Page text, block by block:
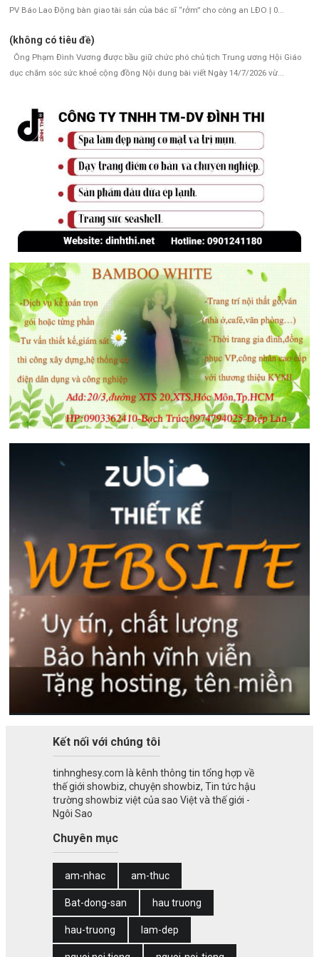
PV Báo Lao Động bàn giao tài sản của bác sĩ “rởm” cho công an LĐO | 0...
(không có tiêu đề)
Ông Phạm Đình Vương được bầu giữ chức phó chủ tịch Trung ương Hội Giáo
dục chăm sóc sức khoẻ cộng đồng Nội dung bài viết Ngày 14/7/2026 vừ...
Kết nối với chúng tôi
tinhnghesy.com là kênh thông tin tổng hợp về
thế giới showbiz, chuyện showbiz, Tin tức hậu
trường showbiz việt của sao Việt và thế giới -
Ngôi Sao
Chuyên mục
am-nhac am-thuc
Bat-dong-san hau truong
hau-truong lam-dep